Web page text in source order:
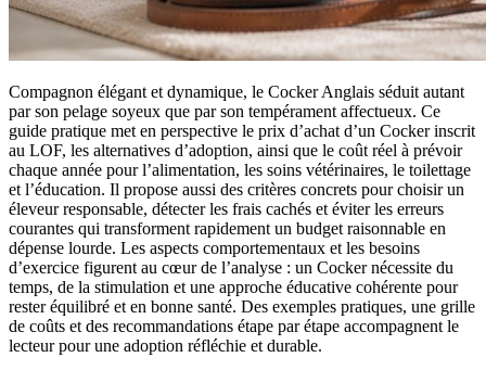
Compagnon élégant et dynamique, le Cocker Anglais séduit autant
par son pelage soyeux que par son tempérament affectueux. Ce
guide pratique met en perspective le prix d’achat d’un Cocker inscrit
au LOF, les alternatives d’adoption, ainsi que le coût réel à prévoir
chaque année pour l’alimentation, les soins vétérinaires, le toilettage
et l’éducation. Il propose aussi des critères concrets pour choisir un
éleveur responsable, détecter les frais cachés et éviter les erreurs
courantes qui transforment rapidement un budget raisonnable en
dépense lourde. Les aspects comportementaux et les besoins
d’exercice figurent au cœur de l’analyse : un Cocker nécessite du
temps, de la stimulation et une approche éducative cohérente pour
rester équilibré et en bonne santé. Des exemples pratiques, une grille
de coûts et des recommandations étape par étape accompagnent le
lecteur pour une adoption réfléchie et durable.